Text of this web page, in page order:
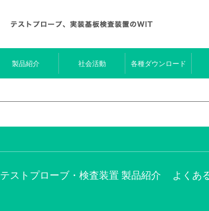
製品紹介 社会活動 各種ダウンロード
テストプローブ・検査装置 製品紹介 よくあ